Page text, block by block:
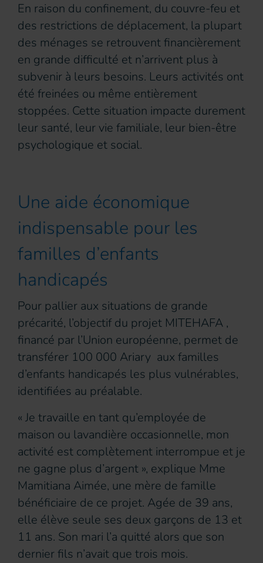
En raison du confinement, du couvre-feu et
des restrictions de déplacement, la plupart
des ménages se retrouvent financièrement
en grande difficulté et n’arrivent plus à
subvenir à leurs besoins. Leurs activités ont
été freinées ou même entièrement
stoppées. Cette situation impacte durement
leur santé, leur vie familiale, leur bien-être
psychologique et social.
Une aide économique
indispensable pour les
familles d’enfants
handicapés
Pour pallier aux situations de grande
précarité, l’objectif du projet MITEHAFA ,
financé par l’Union européenne, permet de
transférer 100 000 Ariary aux familles
d’enfants handicapés les plus vulnérables,
identifiées au préalable.
« Je travaille en tant qu’employée de
maison ou lavandière occasionnelle, mon
activité est complètement interrompue et je
ne gagne plus d’argent », explique Mme
Mamitiana Aimée, une mère de famille
bénéficiaire de ce projet. Agée de 39 ans,
elle élève seule ses deux garçons de 13 et
11 ans. Son mari l’a quitté alors que son
dernier fils n’avait que trois mois.